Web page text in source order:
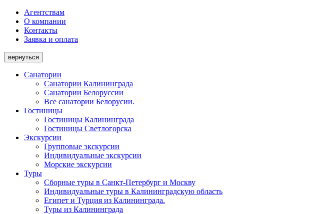
Агентствам
О компании
Контакты
Заявка и оплата
вернуться
Санатории
Санатории Калининграда
Санатории Белоруссии
Все санатории Белорусии.
Гостиницы
Гостиницы Калининграда
Гостиницы Светлогорска
Экскурсии
Групповые экскурсии
Индивидуальные экскурсии
Морские экскурсии
Туры
Сборные туры в Санкт-Петербург и Москву
Индивидуальные туры в Калининградскую область
Египет и Турция из Калининграда.
Туры из Калининграда